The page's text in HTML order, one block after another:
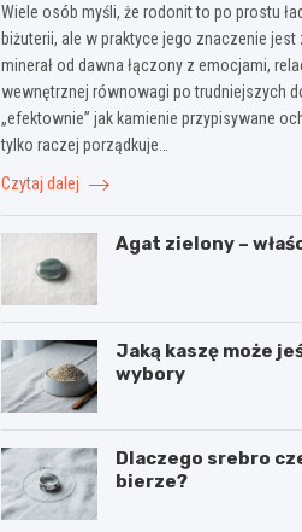
Wiele osób myśli, że rodonit to po prostu
biżuterii, ale w praktyce jego znaczenie jest
minerał od dawna łączony z emocjami,
wewnętrznej równowagi po trudniejszych
„efektownie” jak kamienie przypisywane
tylko raczej porządkuje…
Czytaj dalej
Agat zielony –
Jaką kaszę może
wybory
Dlaczego srebro
bierze?